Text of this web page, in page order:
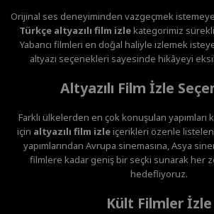
Orijinal ses deneyiminden vazgeçmek
Türkçe altyazılı film izlekategorimiz
Yabancı filmleri en doğal haliyle izlemek
altyazı seçenekleri sayesinde hikâyeyi
Altyazılı Film İzle
Farklı ülkelerden en çok konuşulan
için altyazılı film izleiçerikleri özenle
yapımlarından Avrupa sinemasına, Asya
filmlere kadar geniş bir seçki sunarak her
hedefliyoruz.
Kült Filmler İzle